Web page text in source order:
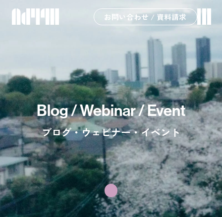
お問い合わせ / 資料請求
Blog / Webinar / Event
ブログ・ウェビナー・イベント